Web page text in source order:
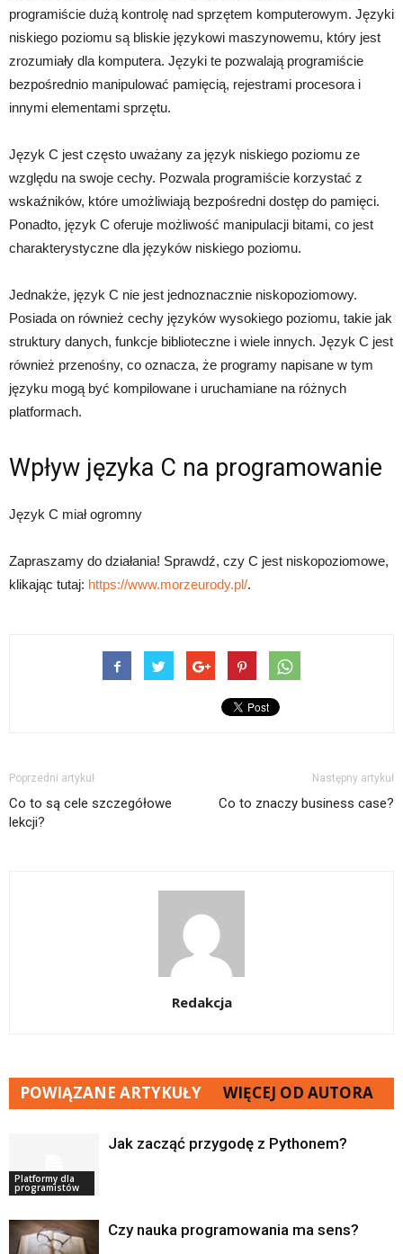
programiście dużą kontrolę nad sprzętem komputerowym. Języki
niskiego poziomu są bliskie językowi maszynowemu, który jest
zrozumiały dla komputera. Języki te pozwalają programiście
bezpośrednio manipulować pamięcią, rejestrami procesora i
innymi elementami sprzętu.
Język C jest często uważany za język niskiego poziomu ze
względu na swoje cechy. Pozwala programiście korzystać z
wskaźników, które umożliwiają bezpośredni dostęp do pamięci.
Ponadto, język C oferuje możliwość manipulacji bitami, co jest
charakterystyczne dla języków niskiego poziomu.
Jednakże, język C nie jest jednoznacznie niskopoziomowy.
Posiada on również cechy języków wysokiego poziomu, takie jak
struktury danych, funkcje biblioteczne i wiele innych. Język C jest
również przenośny, co oznacza, że programy napisane w tym
języku mogą być kompilowane i uruchamiane na różnych
platformach.
Wpływ języka C na programowanie
Język C miał ogromny
Zapraszamy do działania! Sprawdź, czy C jest niskopoziomowe,
klikając tutaj: https://www.morzeurody.pl/.
Poprzedni artykuł
Co to są cele szczegółowe
lekcji?
Następny artykuł
Co to znaczy business case?
Redakcja
POWIĄZANE ARTYKUŁY WIĘCEJ OD AUTORA
Platformy dla
programistów
Jak zacząć przygodę z Pythonem?
Czy nauka programowania ma sens?